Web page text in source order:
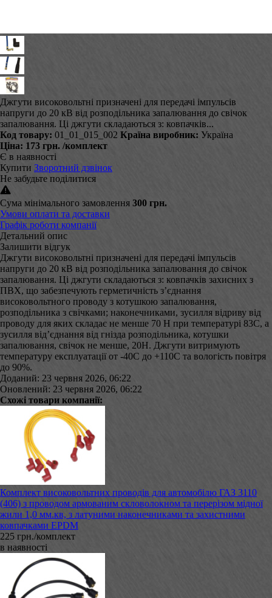
Джгути високовольтні призначені для передачі імпульсів
напруги до 20 кВ від розподільника запалювання до свічок
запалювання. Ці джгути складаються з: ковпачків...
Код товару: 01_01_015_002 Країна виробник: Україна
Ціна: 173 грн. /комплект
Є в наявності
Купити Зворотний дзвінок
Не забудьте поділитися
Сума мінімального замовлення 300 грн.
Умови оплати та доставки
Графік роботи компанії
Детальний опис
Залишити відгук
Джгути високовольтні призначені для передачі імпульсів
напруги до 20 кВ від розподільника запалювання до свічок
запалювання. Ці джгути складаються з: ковпачків захисних з
ПВХ, що забезпечують герметичність з’єднання
високовольтного проводу з котушкою запалювання,
розподільника з свічками; наконечниками, зусилля відриву від
проводу для яких складає не менше 70 Н при температурі 83С, а
зусилля від’єднання від гнізда розподільника, котушки
запалювання, свічок не менше, 20Н. Джгути витримують
температуру експлуатації от -40С до +110С та вологість повітря
до 90%.
Доданий: 23 червня 2026, 06:22
Оновлений: 23 червня 2026, 06:22
Схожі товари компанії:
Комплект високовольтних проводів для автомобілю ГАЗ 3110
(406) з проводом армованим скловолокном та перерізом мідної
жили 1,0 мм.кв, з латуними наконечниками та захистними
ковпачками EPDM
225 грн./комплект
в наявності